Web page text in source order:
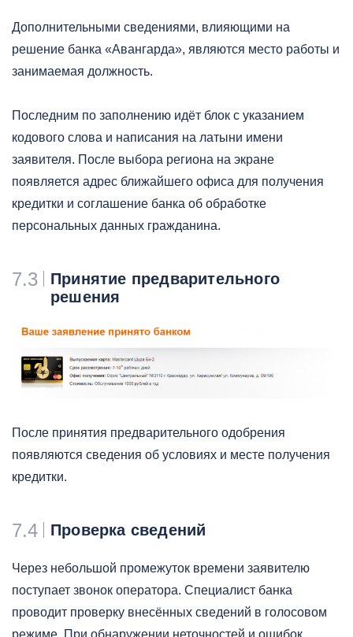
Дополнительными сведениями, влияющими на
решение банка «Авангарда», являются место работы и
занимаемая должность.
Последним по заполнению идёт блок с указанием
кодового слова и написания на латыни имени
заявителя. После выбора региона на экране
появляется адрес ближайшего офиса для получения
кредитки и соглашение банка об обработке
персональных данных гражданина.
7.3
Принятие предварительного
решения
После принятия предварительного одобрения
появляются сведения об условиях и месте получения
кредитки.
7.4 Проверка сведений
Через небольшой промежуток времени заявителю
поступает звонок оператора. Специалист банка
проводит проверку внесённых сведений в голосовом